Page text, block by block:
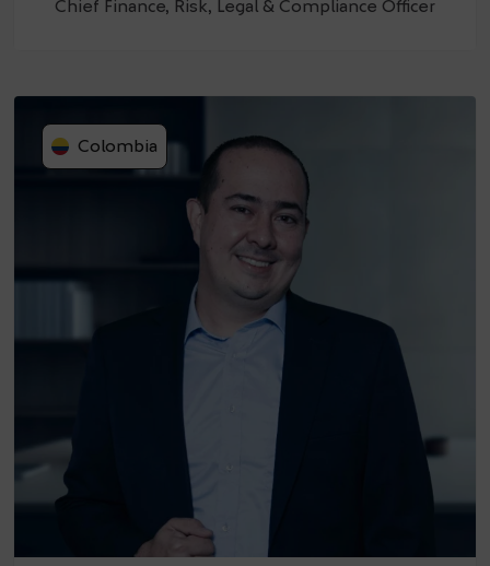
Chief Finance, Risk, Legal & Compliance Officer
Colombia